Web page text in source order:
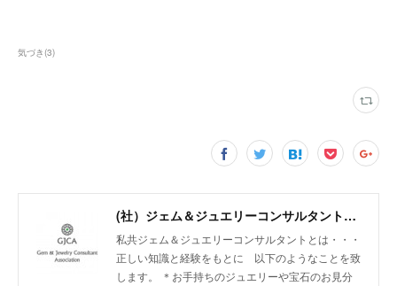
気づき(3)
(社）ジェム＆ジュエリーコンサルタント協会
私共ジェム＆ジュエリーコンサルタントとは・・・
正しい知識と経験をもとに 以下のようなことを致
します。 ＊お手持ちのジュエリーや宝石のお見分